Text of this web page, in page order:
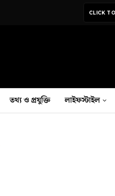
CLICK
তথ‍্য ও প্রযুক্তি লাইফস্টাইল